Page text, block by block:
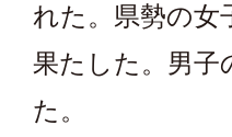
れた。県勢の女
果たした。男子
た。